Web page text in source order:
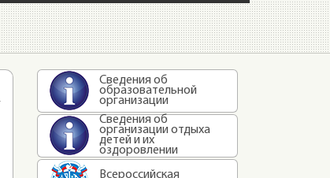
Сведения об
образовательной
организации
Сведения об
организации отдыха
детей и их
оздоровлении
Всероссийская